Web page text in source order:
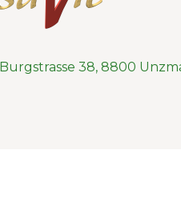
Burgstrasse 38, 8800